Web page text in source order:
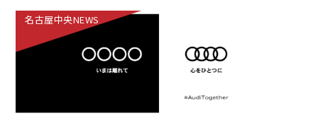
名古屋中央NEWS